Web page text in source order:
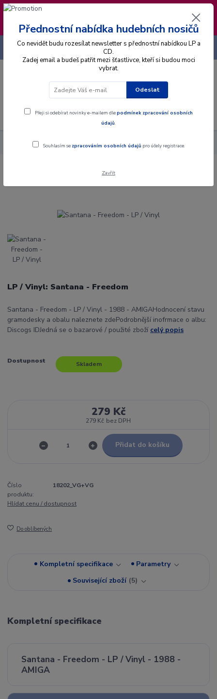
❣️ Od 4.8. do 13.8. čerpám dovolenou. Datum
expedice objednávek se posouvá na pátek
14.8.2026 🐋
Menu
CZK
+420 725 736 293
Alba Gramodesky Santana - Freedom - LP / Vinyl
Santana - Freedom - LP / Vinyl
LP / Vinyl: Santana - Freedom
Santana - Freedom - LP / Vinyl - 1988 - AMIGAHodnocení stavu
gramodesky a obalu naleznete zdePodrobnější inofrmace o albu:
Discogs IDJedná se o bazarové / použité zboží celý popis
Dostupnost Skladem
279 Kč
279 Kč bez DPH
Přidat do košíku
Číslo
produktu:
18202_VG+VG
Hlídat cenu / dostupnost
Do oblíbených
Kompletní specifikace
Parametry
Související zboží 5
Kompletní specifikace
Santana - Freedom - LP / Vinyl - 1988 -
AMIGA
Přednostní nabídka hudebních nosičů
Co nevidět budu rozesílat newsletter s přednostní nabídkou LP a
CD.
Zadej email a budeš patřit mezi šťastlivce, kteří si budou moci
vybrat.
Odeslat
Přeji si odebírat novinky e-mailem dlepodmínek zpracování osobních
údajů.
Souhlasím se zpracováním osobních údajů pro účely registrace.
Zavřít